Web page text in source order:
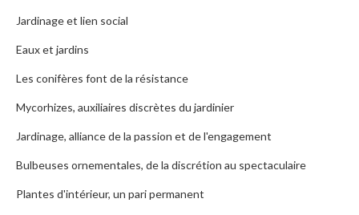
Jardinage et lien social
Eaux et jardins
Les conifères font de la résistance
Mycorhizes, auxiliaires discrètes du jardinier
Jardinage, alliance de la passion et de l'engagement
Bulbeuses ornementales, de la discrétion au spectaculaire
Plantes d'intérieur, un pari permanent